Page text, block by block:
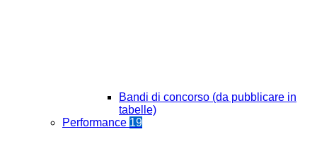
Bandi di concorso (da pubblicare in
tabelle)
Performance 19